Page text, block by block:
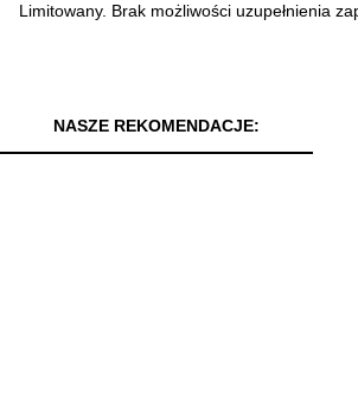
Limitowany. Brak możliwości uzupełnienia
NASZE REKOMENDACJE: